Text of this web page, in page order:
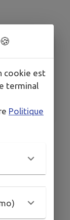
sa
monde,
arts de la
cookie est
terminal
Politique